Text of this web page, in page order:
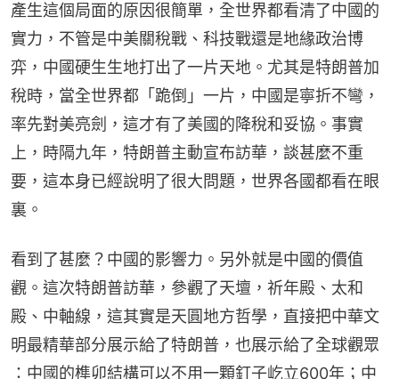
產生這個局面的原因很簡單，全世界都看清了中國的
實力，不管是中美關稅戰、科技戰還是地緣政治博
弈，中國硬生生地打出了一片天地。尤其是特朗普加
稅時，當全世界都「跪倒」一片，中國是寧折不彎，
率先對美亮劍，這才有了美國的降稅和妥協。事實
上，時隔九年，特朗普主動宣布訪華，談甚麼不重
要，這本身已經說明了很大問題，世界各國都看在眼
裏。
看到了甚麼？中國的影響力。另外就是中國的價值
觀。這次特朗普訪華，參觀了天壇，祈年殿、太和
殿、中軸線，這其實是天圓地方哲學，直接把中華文
明最精華部分展示給了特朗普，也展示給了全球觀眾
：中國的榫卯結構可以不用一顆釘子屹立600年；中